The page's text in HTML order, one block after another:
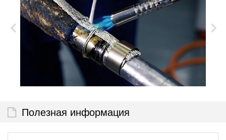
Полезная информация